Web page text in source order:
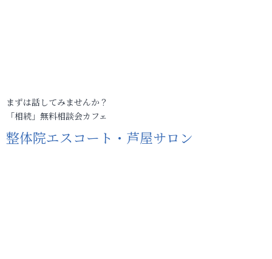
まずは話してみませんか？
「相続」無料相談会カフェ
整体院エスコート・芦屋サロン